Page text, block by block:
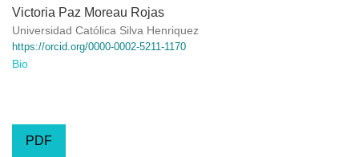
Victoria Paz Moreau Rojas
Universidad Católica Silva Henriquez
https://orcid.org/0000-0002-5211-1170
Bio
PDF